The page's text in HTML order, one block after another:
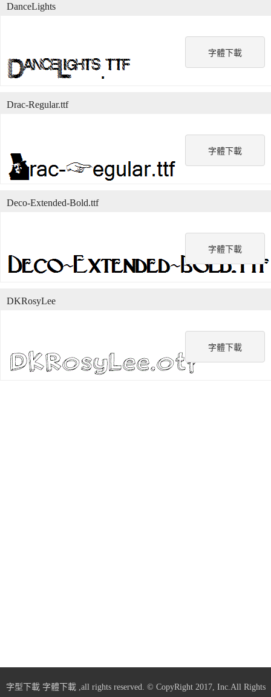
字體下載
DanceLights
字體下載
Drac-Regular.ttf
字體下載
Deco-Extended-Bold.ttf
字體下載
DKRosyLee
字型下載 字體下載,all rights reserved. © CopyRight 2017, Inc.All Rights